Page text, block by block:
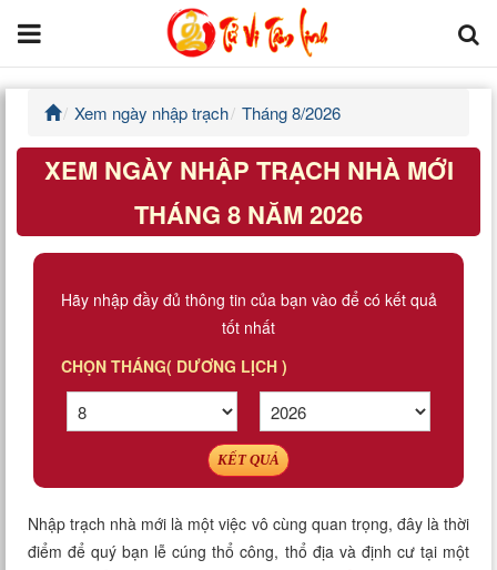
Trang chủ
Tử Vi Đẩu Số
Tử Vi 12 Con Giáp
Văn Hoa Tâm linh
Xem tuổi
Xem ngày nhập trạch Tháng 8/2026
XEM NGÀY NHẬP TRẠCH NHÀ MỚI
THÁNG 8 NĂM 2026
Hãy nhập đầy đủ thông tin của bạn vào để có kết quả
tốt nhất
CHỌN THÁNG( DƯƠNG LỊCH )
KẾT QUẢ
Nhập trạch nhà mới là một việc vô cùng quan trọng, đây là thời
điểm để quý bạn lễ cúng thổ công, thổ địa và định cư tại một